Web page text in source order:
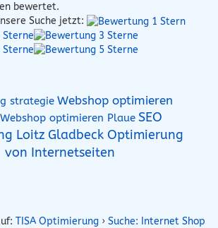
bewertet.
Suche jetzt:
strategie Webshop optimieren
Webshop optimieren Plaue SEO
Loitz Gladbeck Optimierung
von Internetseiten
TISA Optimierung › Suche: Internet Shop